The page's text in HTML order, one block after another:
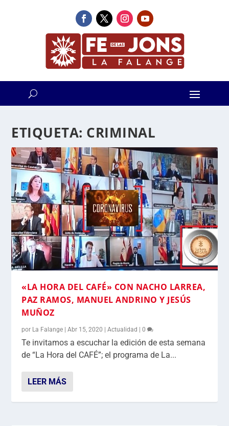
ETIQUETA: CRIMINAL
«LA HORA DEL CAFÉ» CON NACHO LARREA,
PAZ RAMOS, MANUEL ANDRINO Y JESÚS
MUÑOZ
por La Falange |Abr 15, 2020 |Actualidad |0
Te invitamos a escuchar la edición de esta semana
de “La Hora del CAFÉ”; el programa de La...
LEER MÁS